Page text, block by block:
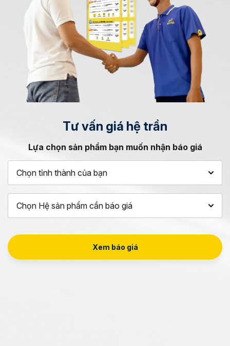
Tư vấn giá hệ trần
Lựa chọn sản phẩm bạn muốn nhận báo giá